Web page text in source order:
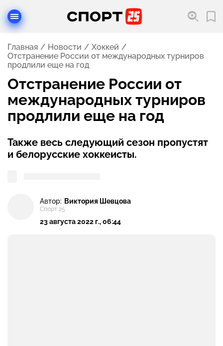
Главная Новости
Хоккей
Отстранение России от международных турниров
продлили еще на год
Отстранение России от
международных турниров
продлили еще на год
Также весь следующий сезон пропустят
и белорусские хоккеисты.
Автор: Виктория Шевцова
Спорт 25
23 августа 2022 г., 06:44